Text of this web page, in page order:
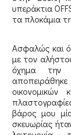
υπεράκτια
τα πλοκάμια
Ασφαλώς και
με τον
όχημα την
οικονομικών
βάρος μου
σκευωρίας